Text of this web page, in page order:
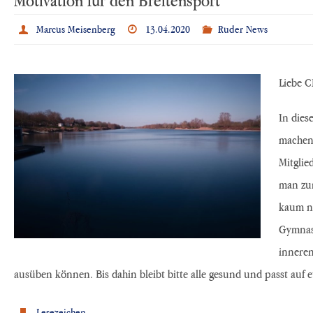
Marcus Meisenberg 13.04.2020 Ruder News
Liebe
In
man
kaum
ausüben können. Bis dahin bleibt bitte alle gesund und passt auf